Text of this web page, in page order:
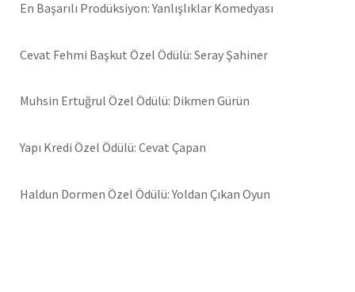
En Başarılı Prodüksiyon: Yanlışlıklar Komedyası
Cevat Fehmi Başkut Özel Ödülü: Seray Şahiner
Muhsin Ertuğrul Özel Ödülü: Dikmen Gürün
Yapı Kredi Özel Ödülü: Cevat Çapan
Haldun Dormen Özel Ödülü: Yoldan Çıkan Oyun